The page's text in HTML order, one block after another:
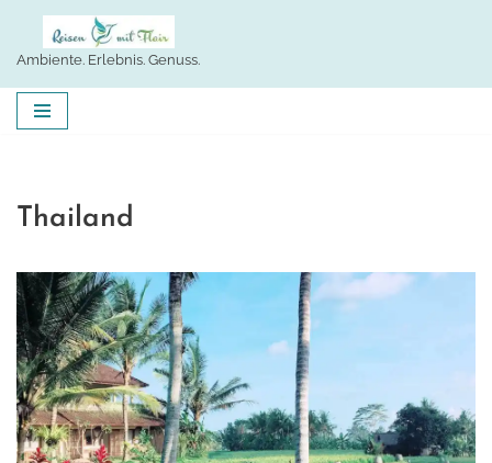
Zum
springen
Ambiente. Erlebnis. Genuss.
Thailand